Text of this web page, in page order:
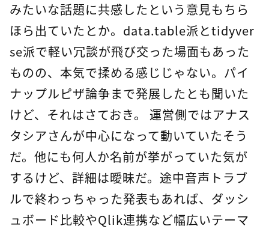
みたいな話題に共感したという意見もちら
ほら出ていたとか。data.table派とtidyver
se派で軽い冗談が飛び交った場面もあった
ものの、本気で揉める感じじゃない。パイ
ナップルピザ論争まで発展したとも聞いた
けど、それはさておき。 運営側ではアナス
タシアさんが中心になって動いていたそう
だ。他にも何人か名前が挙がっていた気が
するけど、詳細は曖昧だ。途中音声トラブ
ルで終わっちゃった発表もあれば、ダッシ
ュボード比較やQlik連携など幅広いテーマ